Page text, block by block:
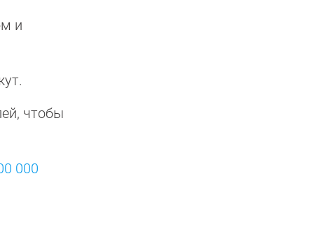
и
чтобы
000